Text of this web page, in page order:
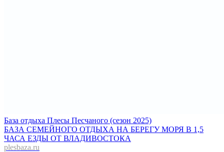
База отдыха Плесы Песчаного (сезон 2025)
БАЗА СЕМЕЙНОГО ОТДЫХА НА БЕРЕГУ МОРЯ В 1,5
ЧАСА ЕЗДЫ ОТ ВЛАДИВОСТОКА
plesbaza.ru